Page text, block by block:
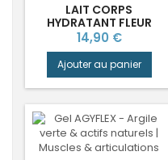
LAIT CORPS
HYDRATANT FLEUR
D'ORANGER DURANCE®
Prix
14,90 €
Ajouter au panier